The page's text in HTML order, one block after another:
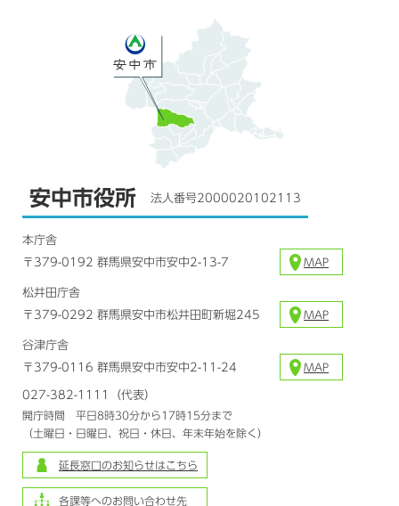
安中市役所 法人番号2000020102113
本庁舎
〒379-0192 群馬県安中市安中2-13-7
MAP
松井田庁舎
〒379-0292 群馬県安中市松井田町新堀245
MAP
谷津庁舎
〒379-0116 群馬県安中市安中2-11-24
MAP
027-382-1111（代表）
開庁時間 平日8時30分から17時15分まで
（土曜日・日曜日、祝日・休日、年末年始を除く）
延長窓口のお知らせはこちら
各課等へのお問い合わせ先